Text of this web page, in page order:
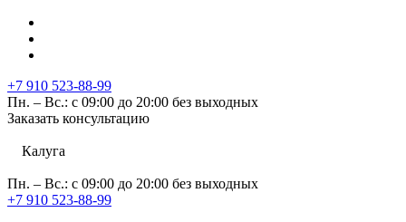
+7 910 523-88-99
Пн. – Вс.: с 09:00 до 20:00 без выходных
Заказать консультацию
Калуга
Пн. – Вс.: с 09:00 до 20:00 без выходных
+7 910 523-88-99